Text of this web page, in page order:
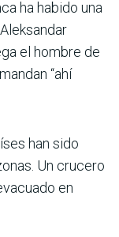
ha habido una
el hombre de
“ahí
han sido
Un crucero
en